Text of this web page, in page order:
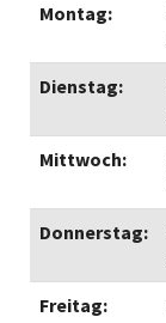
Montag:
Dienstag:
Mittwoch:
Donnerstag:
Freitag: